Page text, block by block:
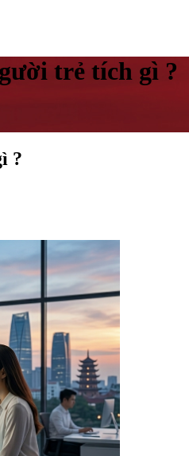
trẻ tích gì ?
?